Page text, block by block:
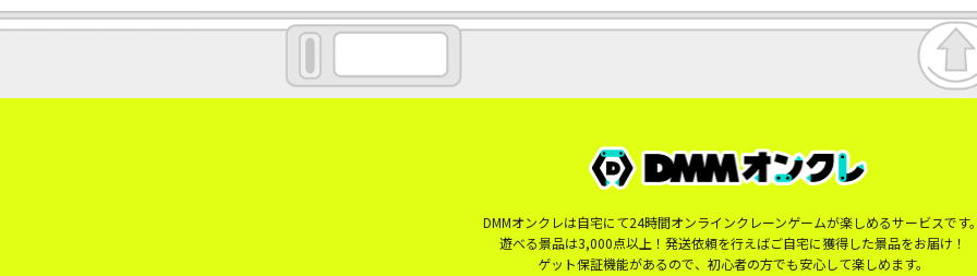
DMMオンクレは自宅にて24時間オンラインクレーンゲームが楽しめるサービスです
遊べる景品は3,000点以上！発送依頼を行えばご自宅に獲得した景品をお届け！
ゲット保証機能があるので、初心者の方でも安心して楽しめます。